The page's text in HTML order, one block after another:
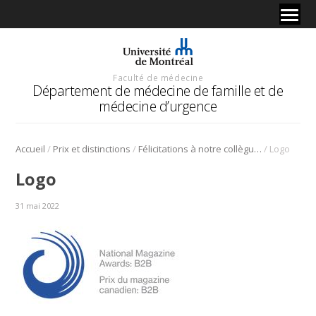
Faculté de médecine
Département de médecine de famille et de
médecine d’urgence
Accueil / Prix et distinctions / Félicitations à notre collègue Pascale Breault, qui est la première autrice d’un article qui a reçu la médaille d’or au Prix du magazine Canadien: B2B / Logo
Logo
31 mai 2022